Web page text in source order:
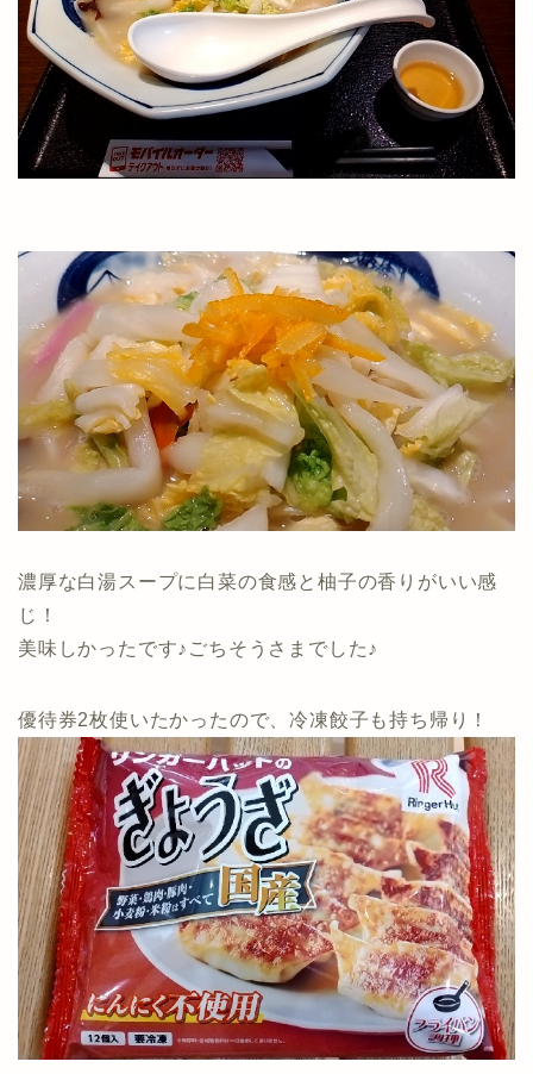
濃厚な白湯スープに白菜の食感と柚子の香りがいい感
じ！
美味しかったです♪ごちそうさまでした♪
優待券2枚使いたかったので、冷凍餃子も持ち帰り！